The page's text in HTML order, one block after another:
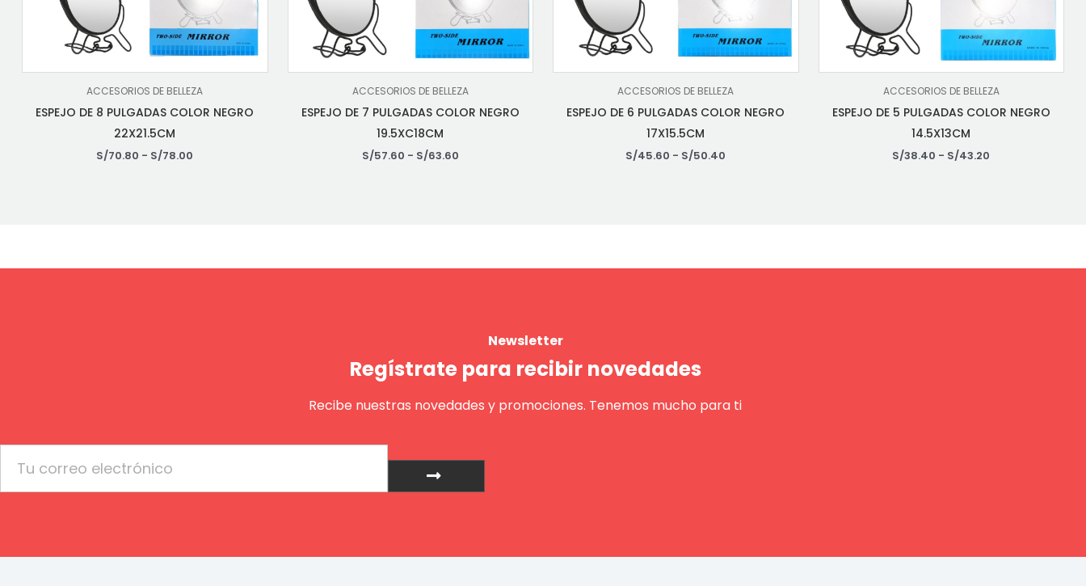
ACCESORIOS DE BELLEZA
ESPEJO DE 8 PULGADAS COLOR NEGRO
22X21.5CM
S/70.80 - S/78.00
ACCESORIOS DE BELLEZA
ESPEJO DE 7 PULGADAS COLOR NEGRO
19.5XC18CM
S/57.60 - S/63.60
ACCESORIOS DE BELLEZA
ESPEJO DE 6 PULGADAS COLOR NEGRO
17X15.5CM
S/45.60 - S/50.40
ACCESORIOS DE BELLEZA
ESPEJO DE 5 PULGADAS COLOR NEGRO
14.5X13CM
S/38.40 - S/43.20
Newsletter
Regístrate para recibir novedades
Recibe nuestras novedades y promociones. Tenemos mucho para ti
Enviar